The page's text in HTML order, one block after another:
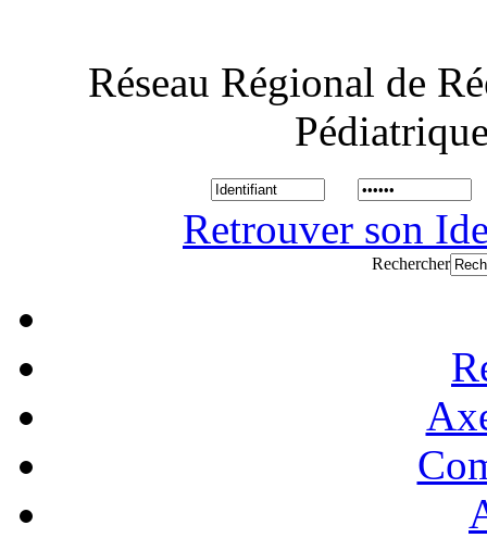
Réseau Régional de
Retrouver son
Rechercher